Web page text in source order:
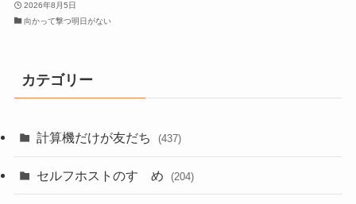
2026年8月5日
向かって撃つ明日がない
カテゴリー
計算機だけが友だち (437)
セルフホストのすゝめ (204)